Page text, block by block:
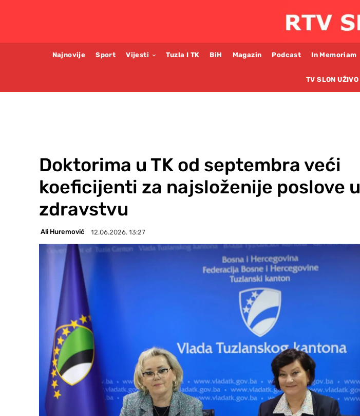
Najnovije Sport Vijesti Tuzla I TK BiH Magazin Podcast In Memoriam
TV SLON UŽIVO
Doktorima u TK od septembra veći
koeficijenti za najsloženije poslove u
zdravstvu
Ali Huremović 12.06.2026. 13:27